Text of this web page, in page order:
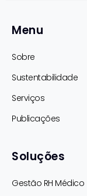
Menu
Sobre
Sustentabilidade
Serviços
Publicações
Soluções
Gestão RH Médico